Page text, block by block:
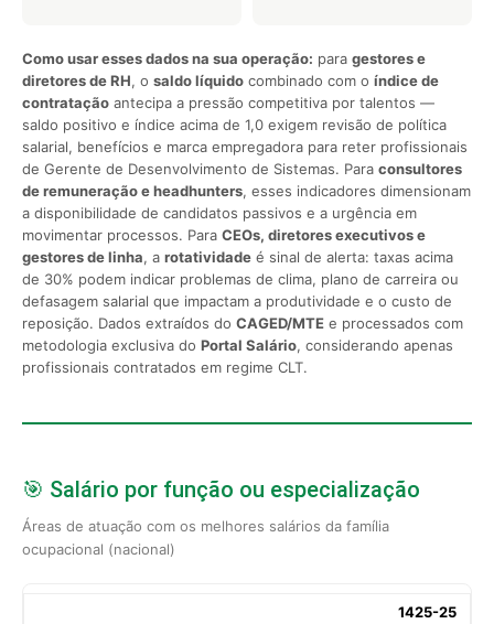
Como usar esses dados na sua operação: para gestores e
diretores de RH, o saldo líquido combinado com o índice de
contratação antecipa a pressão competitiva por talentos —
saldo positivo e índice acima de 1,0 exigem revisão de política
salarial, benefícios e marca empregadora para reter profissionais
de Gerente de Desenvolvimento de Sistemas. Para consultores
de remuneração e headhunters, esses indicadores dimensionam
a disponibilidade de candidatos passivos e a urgência em
movimentar processos. Para CEOs, diretores executivos e
gestores de linha, a rotatividade é sinal de alerta: taxas acima
de 30% podem indicar problemas de clima, plano de carreira ou
defasagem salarial que impactam a produtividade e o custo de
reposição. Dados extraídos do CAGED/MTE e processados com
metodologia exclusiva do Portal Salário, considerando apenas
profissionais contratados em regime CLT.
🎯 Salário por função ou especialização
Áreas de atuação com os melhores salários da família
ocupacional (nacional)
1425-25